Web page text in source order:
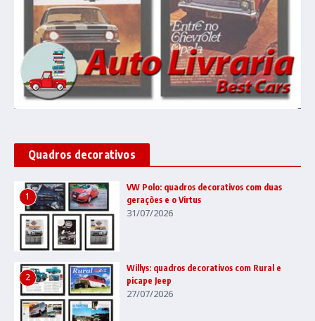
Quadros decorativos
1
VW Polo: quadros decorativos com duas
gerações e o Virtus
31/07/2026
2
Willys: quadros decorativos com Rural e
picape Jeep
27/07/2026